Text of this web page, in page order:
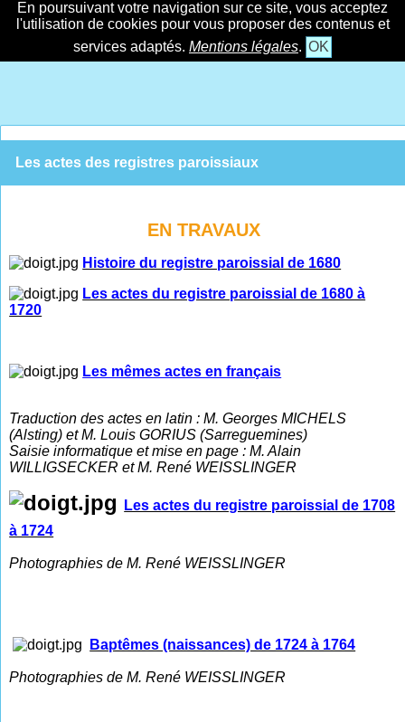
En poursuivant votre navigation sur ce site, vous acceptez
l'utilisation de cookies pour vous proposer des contenus et
services adaptés. Mentions légales. OK
Les actes des registres paroissiaux
EN TRAVAUX
Histoire du registre paroissial de 1680
Les actes du registre paroissial de 1680 à
1720
Les mêmes actes en français
Traduction des actes en latin : M. Georges MICHELS
(Alsting) et M. Louis GORIUS (Sarreguemines)
Saisie informatique et mise en page : M. Alain
WILLIGSECKER et M. René WEISSLINGER
Les actes du registre paroissial de 1708
à 1724
Photographies de M. René WEISSLINGER
Baptêmes (naissances) de 1724 à 1764
Photographies de M. René WEISSLINGER